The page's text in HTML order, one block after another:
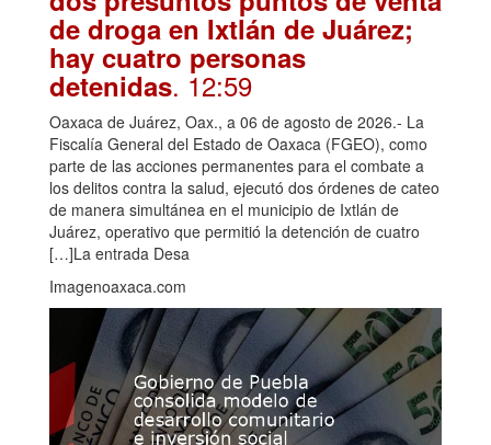
de droga en Ixtlán de Juárez;
hay cuatro personas
detenidas. 12:59
Oaxaca de Juárez, Oax., a 06 de agosto de 2026.- La
Fiscalía General del Estado de Oaxaca (FGEO), como
parte de las acciones permanentes para el combate a
los delitos contra la salud, ejecutó dos órdenes de cateo
de manera simultánea en el municipio de Ixtlán de
Juárez, operativo que permitió la detención de cuatro
[…]La entrada Desa
Imagenoaxaca.com